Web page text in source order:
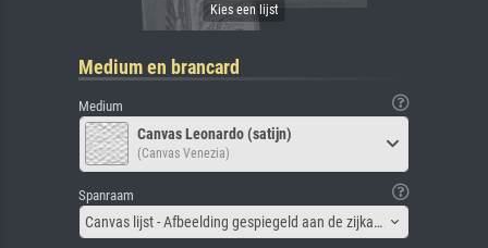
Medium en brancard
Medium
Canvas Leonardo (satijn)
(Canvas Venezia)
Spanraam
Canvas lijst - Afbeelding gespiegeld aan de zijkant